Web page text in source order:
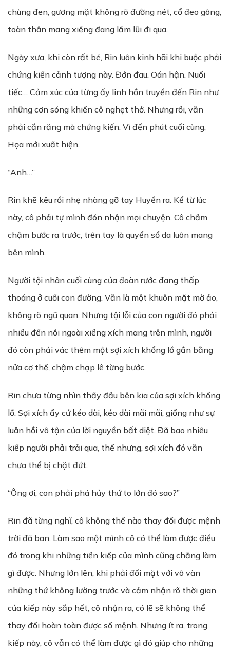
chùng đen, gương mặt không rõ đường nét, cổ đeo gông,
toàn thân mang xiềng đang lầm lũi đi qua.
Ngày xưa, khi còn rất bé, Rin luôn kinh hãi khi buộc phải
chứng kiến cảnh tượng này. Đớn đau. Oán hận. Nuối
tiếc… Cảm xúc của từng ấy linh hồn truyền đến Rin như
những cơn sóng khiến cô nghẹt thở. Nhưng rồi, vẫn
phải cắn răng mà chứng kiến. Vì đến phút cuối cùng,
Họa mới xuất hiện.
“Anh…”
Rin khẽ kêu rồi nhẹ nhàng gỡ tay Huyền ra. Kể từ lúc
này, cô phải tự mình đón nhận mọi chuyện. Cô chầm
chậm bước ra trước, trên tay là quyển sổ da luôn mang
bên mình.
Người tội nhân cuối cùng của đoàn rước đang thấp
thoáng ở cuối con đường. Vẫn là một khuôn mặt mờ ảo,
không rõ ngũ quan. Nhưng tội lỗi của con người đó phải
nhiều đến nỗi ngoài xiềng xích mang trên mình, người
đó còn phải vác thêm một sợi xích khổng lồ gần bằng
nửa cơ thể, chậm chạp lê từng bước.
Rin chưa từng nhìn thấy đầu bên kia của sợi xích khổng
lồ. Sợi xích ấy cứ kéo dài, kéo dài mãi mãi, giống như sự
luân hồi vô tận của lời nguyền bất diệt. Đã bao nhiêu
kiếp người phải trải qua, thế nhưng, sợi xích đó vẫn
chưa thể bị chặt đứt.
“Ông ơi, con phải phá hủy thứ to lớn đó sao?”
Rin đã từng nghĩ, cô không thể nào thay đổi được mệnh
trời đã ban. Làm sao một mình cô có thể làm được điều
đó trong khi những tiền kiếp của mình cũng chẳng làm
gì được. Nhưng lớn lên, khi phải đối mặt với vô vàn
những thứ không lường trước và cảm nhận rõ thời gian
của kiếp này sắp hết, cô nhận ra, có lẽ sẽ không thể
thay đổi hoàn toàn được số mệnh. Nhưng ít ra, trong
kiếp này, cô vẫn có thể làm được gì đó giúp cho những